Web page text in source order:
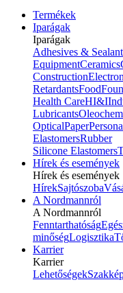
Termékek
Iparágak
Iparágak
Adhesives &
EquipmentCeramics
Construction
RetardantsFood
Health CareHI&I
Lubricants
OpticalPaper
ElastomersRubber
Silicone Elastomers
Hírek és események
Hírek és események
HírekSajtószoba
A Nordmannról
A Nordmannról
Fenntarthatóság
minőségLogisztika
Karrier
Karrier
Lehetőségek